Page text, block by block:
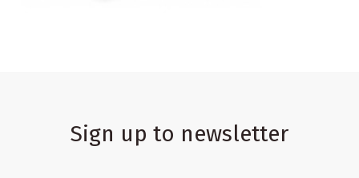
Sign up to newsletter